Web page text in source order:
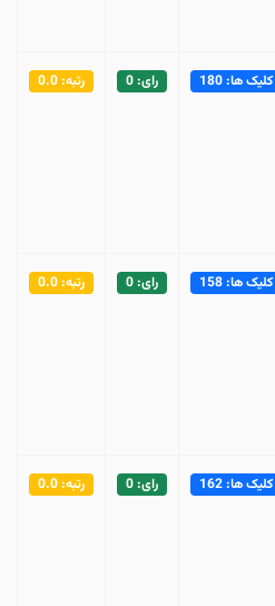
کلیک ها: 180 رای: 0 رتبه: 0.0
کلیک ها: 158 رای: 0 رتبه: 0.0
کلیک ها: 162 رای: 0 رتبه: 0.0